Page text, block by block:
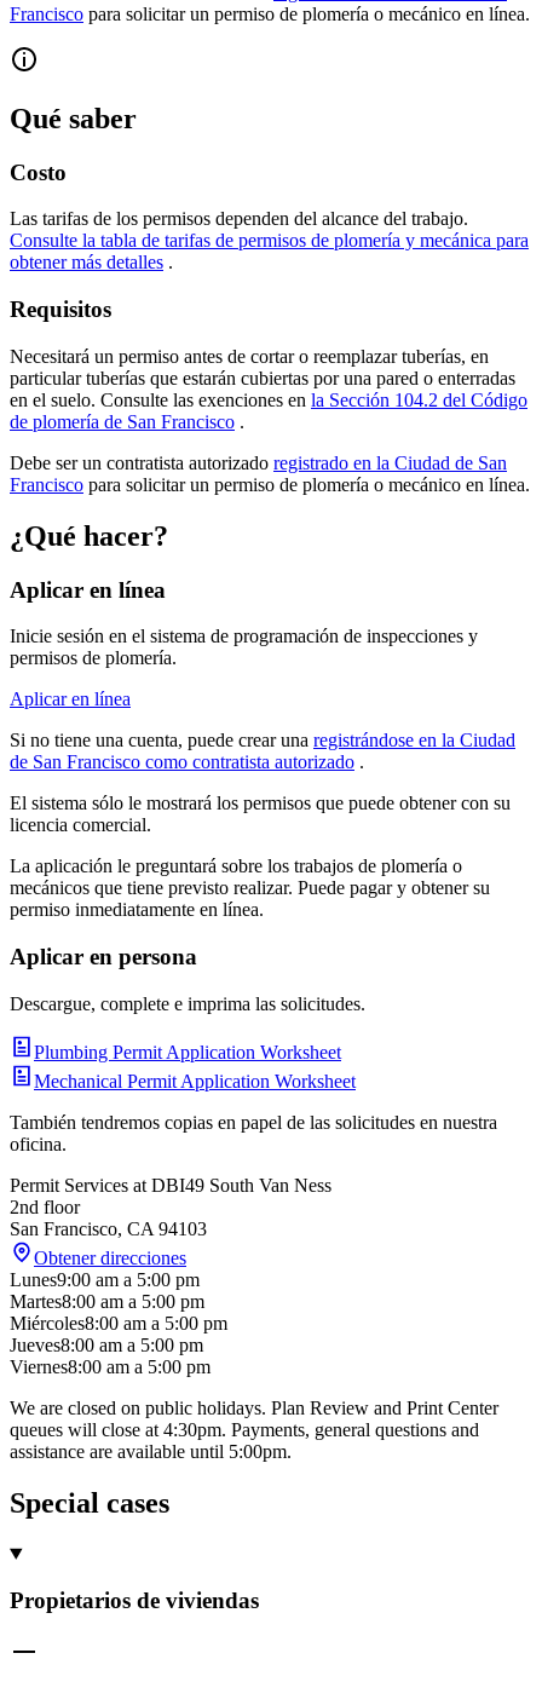
Francisco para solicitar un permiso de plomería o mecánico en línea.
Qué saber
Costo
Las tarifas de los permisos dependen del alcance del trabajo.
Consulte la tabla de tarifas de permisos de plomería y mecánica para
obtener más detalles .
Requisitos
Necesitará un permiso antes de cortar o reemplazar tuberías, en
particular tuberías que estarán cubiertas por una pared o enterradas
en el suelo. Consulte las exenciones en la Sección 104.2 del Código
de plomería de San Francisco .
Debe ser un contratista autorizado registrado en la Ciudad de San
Francisco para solicitar un permiso de plomería o mecánico en línea.
¿Qué hacer?
Aplicar en línea
Inicie sesión en el sistema de programación de inspecciones y
permisos de plomería.
Aplicar en línea
Si no tiene una cuenta, puede crear una registrándose en la Ciudad
de San Francisco como contratista autorizado .
El sistema sólo le mostrará los permisos que puede obtener con su
licencia comercial.
La aplicación le preguntará sobre los trabajos de plomería o
mecánicos que tiene previsto realizar. Puede pagar y obtener su
permiso inmediatamente en línea.
Aplicar en persona
Descargue, complete e imprima las solicitudes.
Plumbing Permit Application Worksheet
Mechanical Permit Application Worksheet
También tendremos copias en papel de las solicitudes en nuestra
oficina.
Permit Services at DBI49 South Van Ness
2nd floor
San Francisco, CA 94103
Obtener direcciones
Lunes9:00 am a 5:00 pm
Martes8:00 am a 5:00 pm
Miércoles8:00 am a 5:00 pm
Jueves8:00 am a 5:00 pm
Viernes8:00 am a 5:00 pm
We are closed on public holidays. Plan Review and Print Center
queues will close at 4:30pm. Payments, general questions and
assistance are available until 5:00pm.
Special cases
Propietarios de viviendas